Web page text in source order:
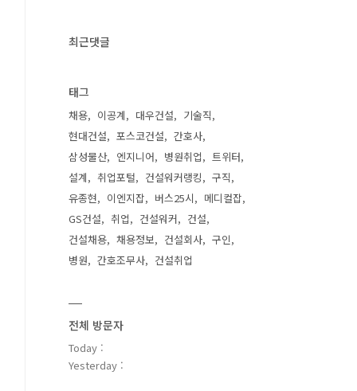
최근댓글
태그
채용 이공계 대우건설
기술직
현대건설
포스코건설
간호사
삼성물산
엔지니어 병원취업
트위터
설계
취업포털 건설워커랭킹
구직
유종현
이엔지잡 버스25시
메디컬잡
GS건설
취업 건설워커
건설
건설채용
채용정보 건설회사
구인
병원
간호조무사 건설취업
전체 방문자
Today :
Yesterday :